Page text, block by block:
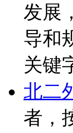
发展
导和
关键
北二
者，